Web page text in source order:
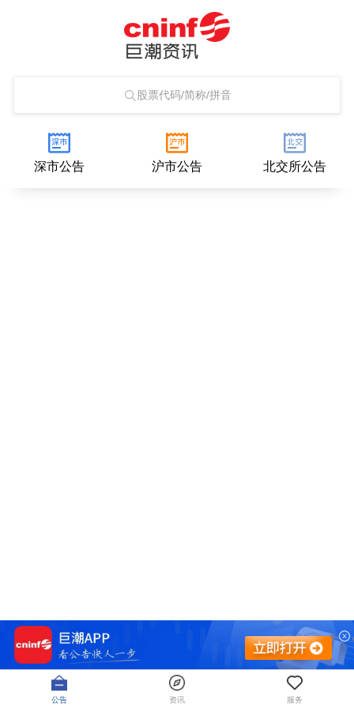
股票代码/简称/拼音
深市公告 沪市公告 北交所公告
公告 资讯 服务